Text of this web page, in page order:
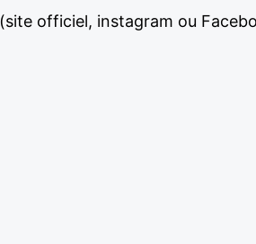
officiel, instagram ou